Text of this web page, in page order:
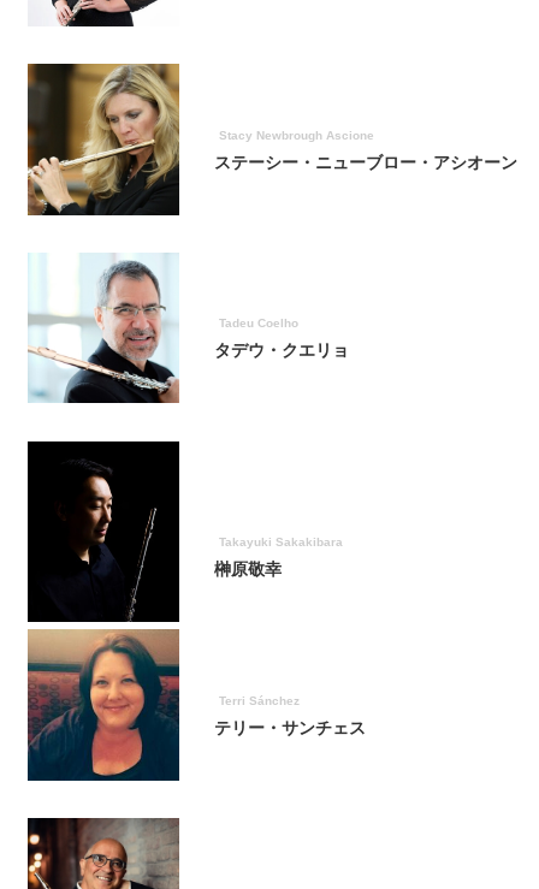
ステーシー・ニューブロー・アシオーン
Stacy Newbrough Ascione
タデウ・クエリョ
Tadeu Coelho
榊原敬幸
Takayuki Sakakibara
テリー・サンチェス
Terri Sánchez